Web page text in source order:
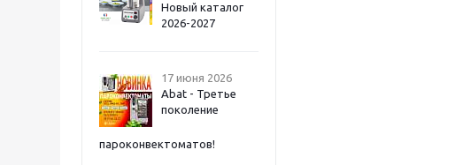
Новый каталог
2026-2027
17 июня 2026
Abat - Третье
поколение
пароконвектоматов!